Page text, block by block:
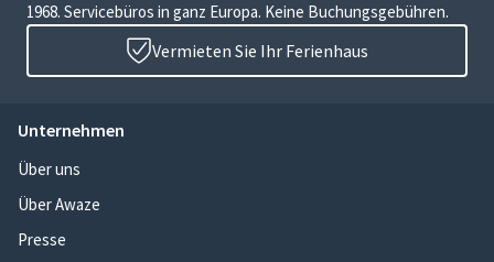
1968. Servicebüros in ganz Europa. Keine Buchungsgebühren.
Vermieten Sie Ihr Ferienhaus
Unternehmen
Über uns
Über Awaze
Presse